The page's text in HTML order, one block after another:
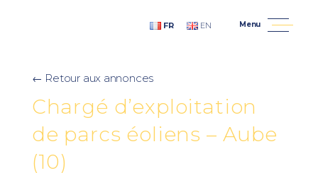
Menu
FR EN
← Retour aux annonces
Chargé d’exploitation
de parcs éoliens – Aube
(10)